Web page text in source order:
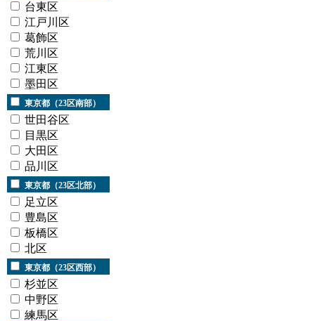
台東区
江戸川区
葛飾区
荒川区
江東区
墨田区
東京都（23区南部）
世田谷区
目黒区
大田区
品川区
東京都（23区北部）
足立区
豊島区
板橋区
北区
東京都（23区西部）
杉並区
中野区
練馬区